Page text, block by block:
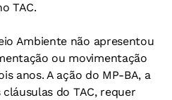
TAC.
Ambiente não apresentou
ou movimentação
anos. Aação do MP-BA, a
do TAC, requer